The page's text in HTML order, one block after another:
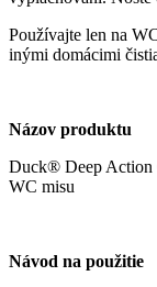
Používajte len na
inými domácimi
Názov produktu
Duck® Deep Action
WC misu
Návod na použitie